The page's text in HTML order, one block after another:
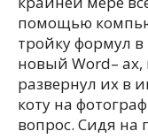
помощью
тройку формул
новый Word– ах,
развернул их в
коту на
вопрос. Сидя на